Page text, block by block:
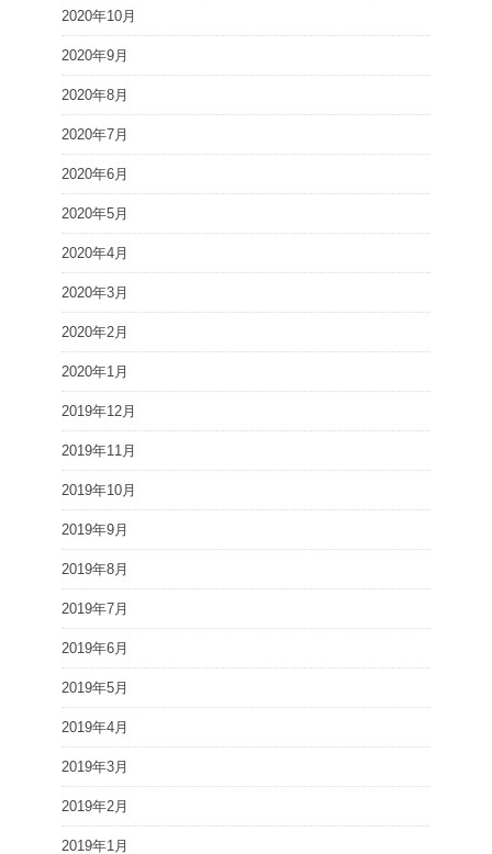
2020年10月
2020年9月
2020年8月
2020年7月
2020年6月
2020年5月
2020年4月
2020年3月
2020年2月
2020年1月
2019年12月
2019年11月
2019年10月
2019年9月
2019年8月
2019年7月
2019年6月
2019年5月
2019年4月
2019年3月
2019年2月
2019年1月